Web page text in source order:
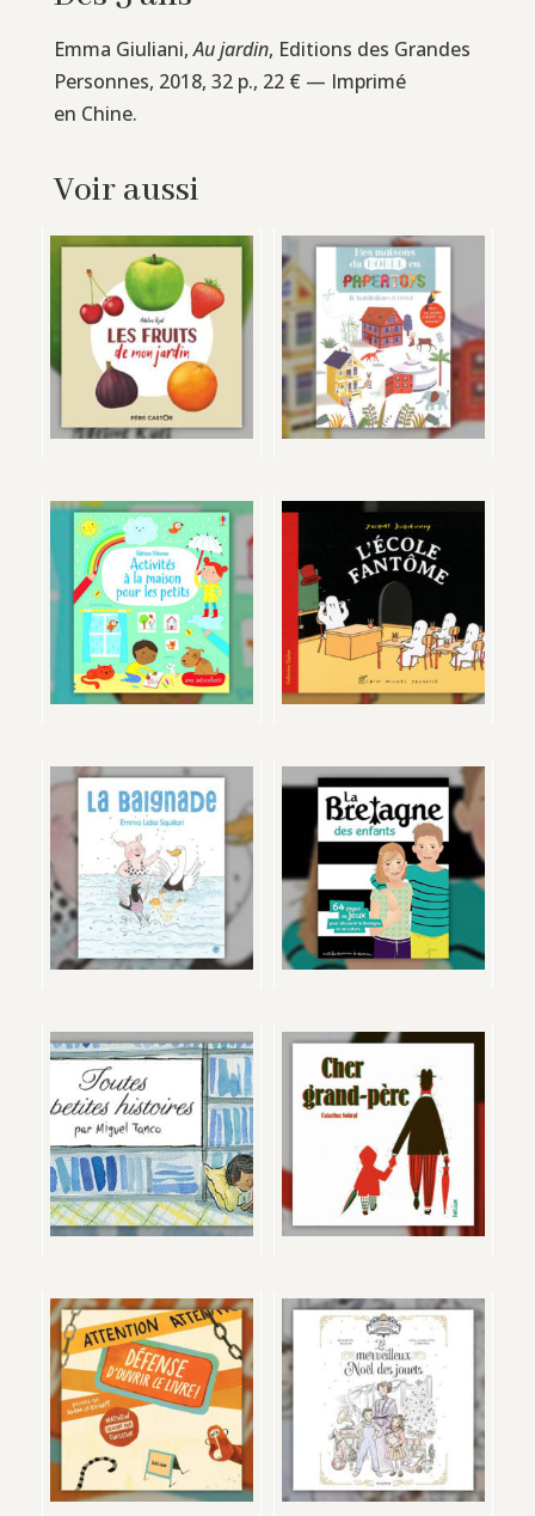
Emma Giuliani,Au jardin, Editions des Grandes
Personnes, 2018, 32 p., 22 € — Imprimé
en Chine.
Voir aussi